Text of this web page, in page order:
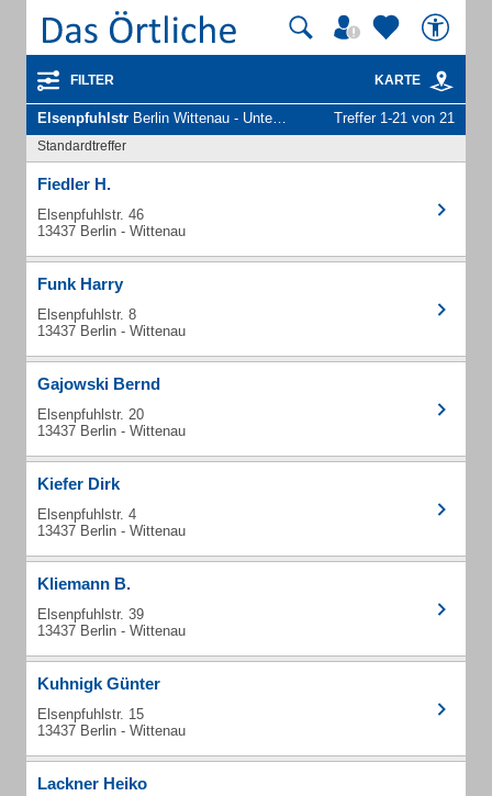
FILTER KARTE
Elsenpfuhlstr Berlin Wittenau - Unternehmen und Personen Treffer 1-21 von 21
Standardtreffer
Fiedler H.
Elsenpfuhlstr. 46
13437 Berlin - Wittenau
Funk Harry
Elsenpfuhlstr. 8
13437 Berlin - Wittenau
Gajowski Bernd
Elsenpfuhlstr. 20
13437 Berlin - Wittenau
Kiefer Dirk
Elsenpfuhlstr. 4
13437 Berlin - Wittenau
Kliemann B.
Elsenpfuhlstr. 39
13437 Berlin - Wittenau
Kuhnigk Günter
Elsenpfuhlstr. 15
13437 Berlin - Wittenau
Lackner Heiko